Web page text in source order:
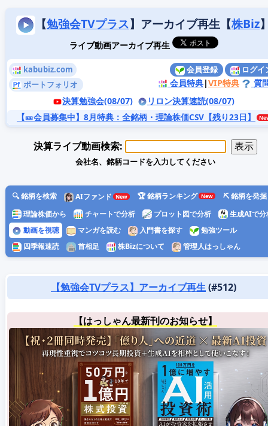
【勉強会TVプラス】アーカイブ再生【株Biz
ライブ動画アーカイブ再生
kabubiz.com
ポートフォリオ
会員登録 ログイ
会員特典|VIP特典
質
決算勉強会(08/07)
リロン決算速読(08/07)
【🎫会員募集中】8月特典 ：全銘柄・理論株価CSV【残り23日】
決算ライブ動画検索:
会社名、銘柄コードを入力してください
🔍 銘柄を検索 AIファンド 🏆 銘柄ランキング
⛏️ 銘柄を発掘
理論株価から
チャートで分析 プロット図で分析
生成AIで分
動画を視聴
マンガを読む 入門書を探す
勉強ツール
四季報速読
首相足 株Bizについて 管理人はっしゃん
【勉強会TVプラス】アーカイブ再生(#512)
【はっしゃん最新刊のお知らせ】